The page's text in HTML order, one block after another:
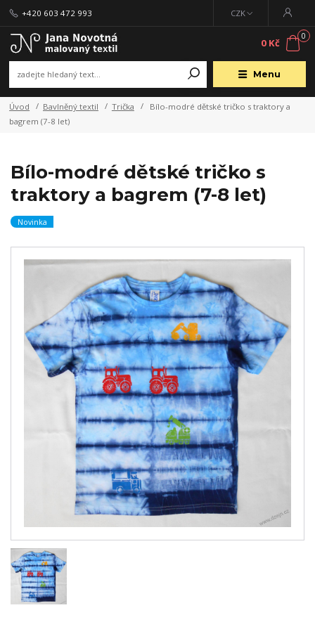
Menu
CZK
+420 603 472 993
0
0 Kč
Úvod Bavlněný textil Trička
Bílo-modré dětské tričko s traktory a
bagrem (7-8 let)
Bílo-modré dětské tričko s
traktory a bagrem (7-8 let)
Novinka